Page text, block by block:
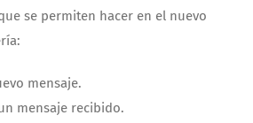
se permiten hacer en el nuevo
mensaje.
mensaje recibido.